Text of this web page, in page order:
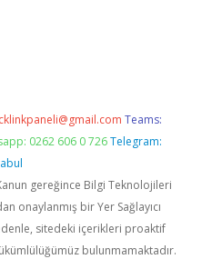
Teams:
0262 606 0 726 Telegram:
gereğince Bilgi Teknolojileri
onaylanmış bir Yer Sağlayıcı
sitedeki içerikleri proaktif
bulunmamaktadır.